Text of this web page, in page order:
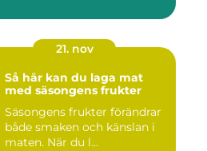
21. nov
Så här kan du laga mat
med säsongens frukter
Säsongens frukter förändrar
både smaken och känslan i
maten. När du l...